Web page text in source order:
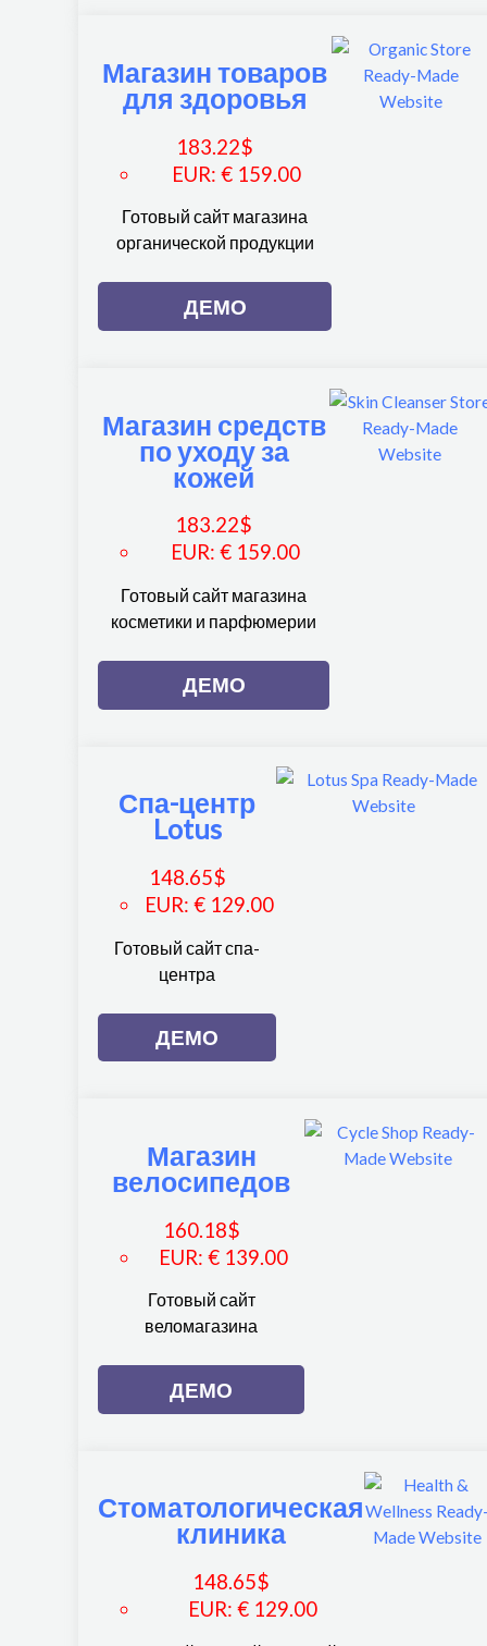
Магазин товаров
для здоровья
183.22$
EUR:€ 159.00
Готовый сайт магазина
органической продукции
ДЕМО
Магазин средств
по уходу за
кожей
183.22$
EUR:€ 159.00
Готовый сайт магазина
косметики и парфюмерии
ДЕМО
Спа-центр
Lotus
148.65$
EUR: € 129.00
Готовый сайт спа-
центра
ДЕМО
Магазин
велосипедов
160.18$
EUR: € 139.00
Готовый сайт
веломагазина
ДЕМО
Стоматологическая
клиника
148.65$
EUR:€ 129.00